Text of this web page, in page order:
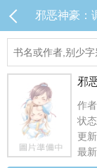
邪
作者
状
更
最新